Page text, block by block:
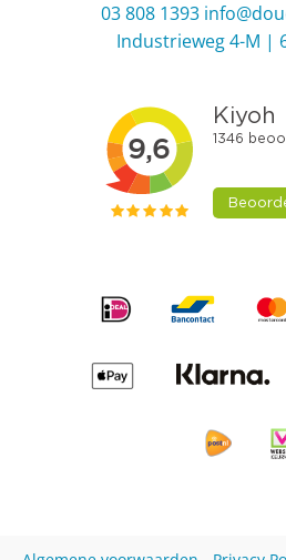
03 808 1393
Industrieweg 4-M |